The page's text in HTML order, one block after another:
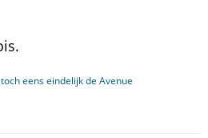
eens eindelijk de Avenue